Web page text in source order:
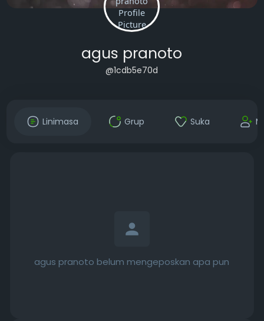
agus pranoto
@1cdb5e70d
Linimasa Grup Suka
agus pranoto belum mengeposkan apa pun